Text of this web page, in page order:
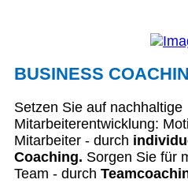
BUSINESS
Setzen Sie auf nachhaltige
Mitarbeiterentwicklung:
Mitarbeiter - durch
Coaching. Sorgen Sie für
Team - durch